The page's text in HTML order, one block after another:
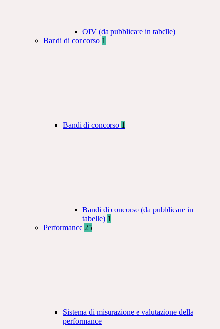
OIV (da pubblicare in tabelle)
Bandi di concorso 1
Bandi di concorso 1
Bandi di concorso (da pubblicare in
tabelle) 1
Performance 25
Sistema di misurazione e valutazione della
performance